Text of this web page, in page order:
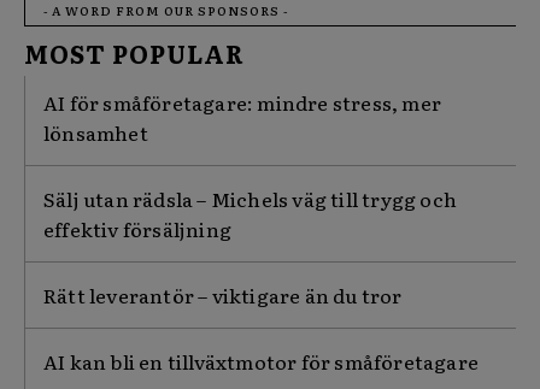
- A WORD FROM OUR SPONSORS -
MOST POPULAR
AI för småföretagare: mindre stress, mer
lönsamhet
Sälj utan rädsla – Michels väg till trygg och
effektiv försäljning
Rätt leverantör – viktigare än du tror
AI kan bli en tillväxtmotor för småföretagare